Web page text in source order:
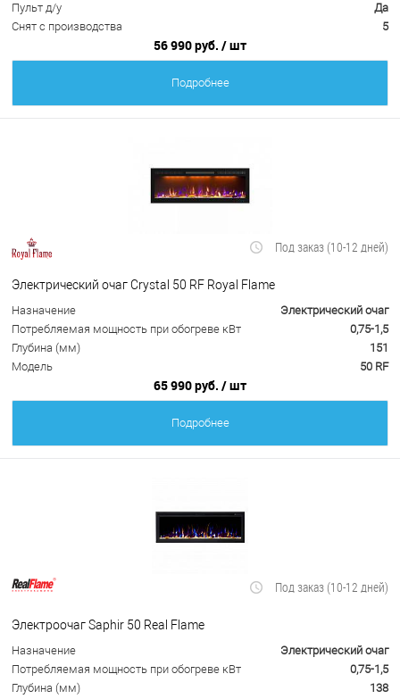
Пульт д/у
Да
Снят с производства
5
56 990 руб. / шт
Подробнее
Под заказ (10-12 дней)
Электрический очаг Crystal 50 RF Royal Flame
Назначение
Электрический очаг
Потребляемая мощность при обогреве кВт
0,75-1,5
Глубина (мм)
151
Модель
50 RF
65 990 руб. / шт
Подробнее
Под заказ (10-12 дней)
Электроочаг Saphir 50 Real Flame
Назначение
Электрический очаг
Потребляемая мощность при обогреве кВт
0,75-1,5
Глубина (мм)
138